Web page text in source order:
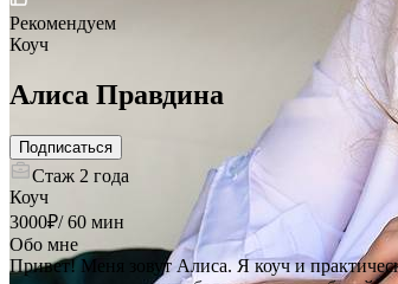
Рекомендуем
Коуч
Алиса Правдина
Подписаться
Стаж 2 года
Коуч
3000₽/60 мин
Обо мне
Привет! Меня зовут Алиса. Я коуч и